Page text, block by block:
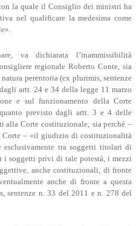
la quale il Consiglio dei ministri ha
nel qualificare la medesima come
va dichiarata l’inammissibilità
regionale Roberto Conte, sia
perentoria (ex plurimis, sentenze
artt. 24 e 34 della legge 11 marzo
e sul funzionamento della Corte
previsto dagli artt. 3 e 4 delle
alla Corte costituzionale; sia perché –
Corte – «il giudizio di costituzionalità
tra soggetti titolari di
i soggetti privi di tale potestà, i mezzi
anche costituzionali, di fronte
anche di fronte a questa
sentenze n. 33 del 2011 e n. 278 del